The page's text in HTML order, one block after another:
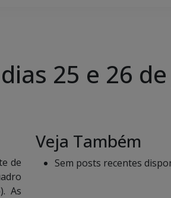
25 e 26
de
As
Veja Também
Sem posts recentes